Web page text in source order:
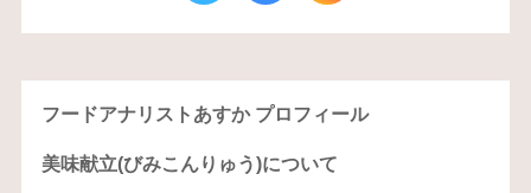
フードアナリストあすか プロフィール
美味献立(びみこんりゅう)について